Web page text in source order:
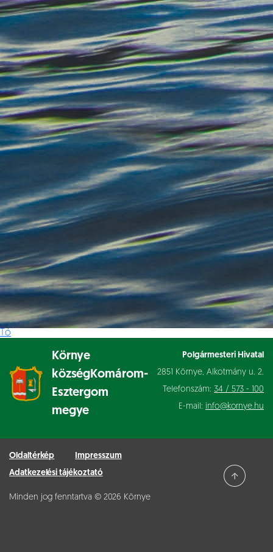
Tó
Környe
község Komárom-
Esztergom
megye
Polgármesteri Hivatal
2851 Környe, Alkotmány u. 2.
Telefonszám: 34 / 573 - 100
E-mail: info@kornye.hu
Oldaltérkép
Impresszum
Adatkezelési tájékoztató
Minden jog fenntartva © 2026 Környe